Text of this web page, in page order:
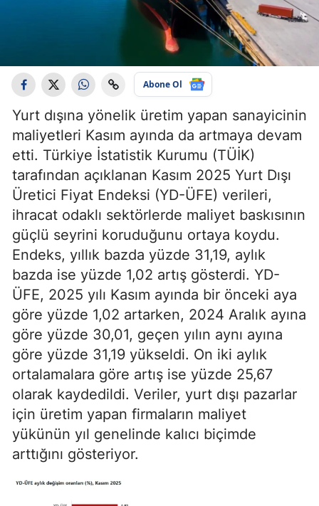
Abone Ol
Yurt dışına yönelik üretim yapan sanayicinin
maliyetleri Kasım ayında da artmaya devam
etti. Türkiye İstatistik Kurumu (TÜİK)
tarafından açıklanan Kasım 2025 Yurt Dışı
Üretici Fiyat Endeksi (YD-ÜFE) verileri,
ihracat odaklı sektörlerde maliyet baskısının
güçlü seyrini koruduğunu ortaya koydu.
Endeks, yıllık bazda yüzde 31,19, aylık
bazda ise yüzde 1,02 artış gösterdi. YD-
ÜFE, 2025 yılı Kasım ayında bir önceki aya
göre yüzde 1,02 artarken, 2024 Aralık ayına
göre yüzde 30,01, geçen yılın aynı ayına
göre yüzde 31,19 yükseldi. On iki aylık
ortalamalara göre artış ise yüzde 25,67
olarak kaydedildi. Veriler, yurt dışı pazarlar
için üretim yapan firmaların maliyet
yükünün yıl genelinde kalıcı biçimde
arttığını gösteriyor.